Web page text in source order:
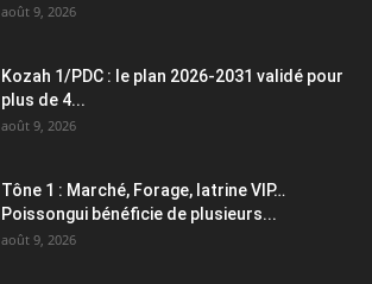
août 9, 2026
Kozah 1/PDC : le plan 2026-2031 validé pour
plus de 4...
août 9, 2026
Tône 1 : Marché, Forage, latrine VIP…
Poissongui bénéficie de plusieurs...
août 9, 2026